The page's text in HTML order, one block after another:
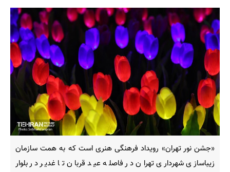
«جشن نور تهران» رویداد فرهنگی هنری است که به همت سازمان
زیباسازی شهرداری تهران در فاصله عید قربان تا غدیر در بلوار